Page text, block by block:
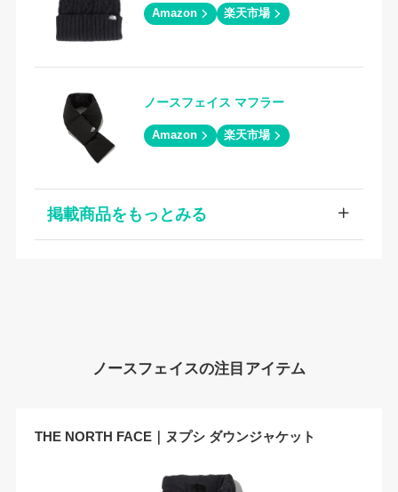
Amazon 楽天市場
ノースフェイス マフラー
Amazon 楽天市場
掲載商品をもっとみる
ノースフェイスの注目アイテム
THE NORTH FACE｜ヌプシ ダウンジャケット